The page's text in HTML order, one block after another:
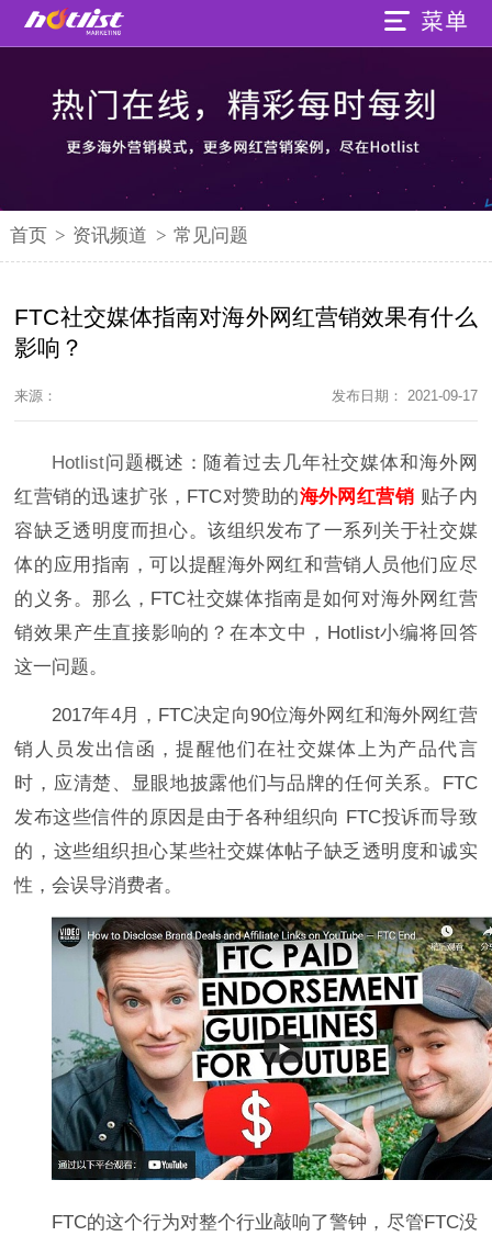
首页 > 资讯频道 > 常见问题
FTC社交媒体指南对海外网红营销效果有什么
影响？
来源： 发布日期： 2021-09-17
Hotlist问题概述： 随着过去几年社交媒体和海外网
红营销的迅速扩张，FTC对赞助的海外网红营销 贴子内
容缺乏透明度而担心。该组织发布了一系列关于社交媒
体的应用指南，可以提醒海外网红和营销人员他们应尽
的义务。那么，FTC社交媒体指南是如何对海外网红营
销效果产生直接影响的？在本文中，Hotlist小编将回答
这一问题。
2017年4月，FTC决定向90位海外网红和海外网红营
销人员发出信函，提醒他们在社交媒体上为产品代言
时，应清楚、显眼地披露他们与品牌的任何关系。FTC
发布这些信件的原因是由于各种组织向 FTC投诉而导致
的，这些组织担心某些社交媒体帖子缺乏透明度和诚实
性，会误导消费者。
FTC的这个行为对整个行业敲响了警钟，尽管FTC没